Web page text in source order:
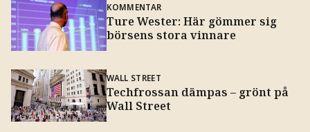
KOMMENTAR
Ture Wester: Här gömmer sig
börsens stora vinnare
WALL STREET
Techfrossan dämpas – grönt på
Wall Street